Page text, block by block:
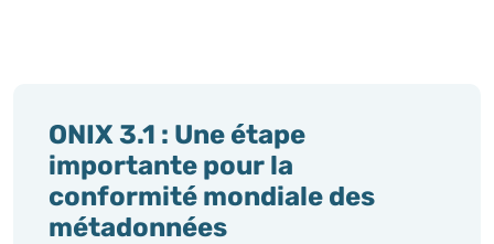
ONIX 3.1 : Une étape
importante pour la
conformité mondiale des
métadonnées